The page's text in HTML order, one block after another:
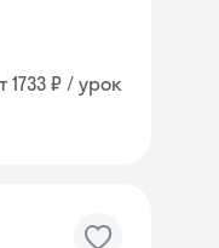
1733 ₽ / урок